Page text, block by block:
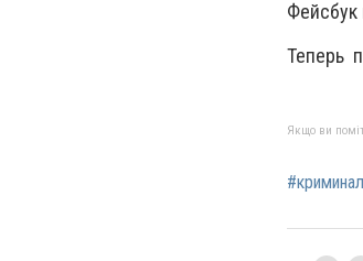
Фейсбук
Теперь
Якщо ви
#криминал